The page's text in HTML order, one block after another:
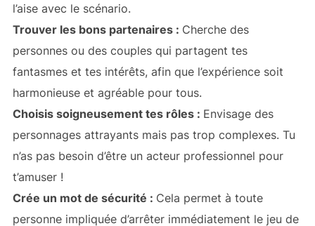
l’aise avec le scénario.
Trouver les bons partenaires : Cherche des
personnes ou des couples qui partagent tes
fantasmes et tes intérêts, afin que l’expérience soit
harmonieuse et agréable pour tous.
Choisis soigneusement tes rôles : Envisage des
personnages attrayants mais pas trop complexes. Tu
n’as pas besoin d’être un acteur professionnel pour
t’amuser !
Crée un mot de sécurité : Cela permet à toute
personne impliquée d’arrêter immédiatement le jeu de